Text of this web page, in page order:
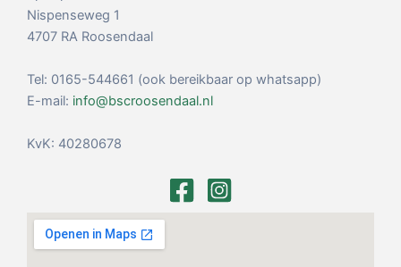
Nispenseweg 1
4707 RA Roosendaal
Tel: 0165-544661 (ook bereikbaar op whatsapp)
E-mail: info@bscroosendaal.nl
KvK: 40280678